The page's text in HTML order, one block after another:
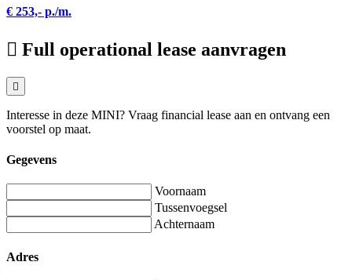
€ 253,- p./m.
Full operational lease aanvragen
Interesse in deze MINI? Vraag financial lease aan en ontvang een
voorstel op maat.
Gegevens
Voornaam
Tussenvoegsel
Achternaam
Adres